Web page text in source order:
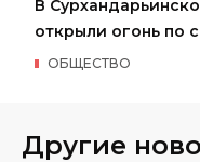
В
открыли огонь по
ОБЩЕСТВО
Другие